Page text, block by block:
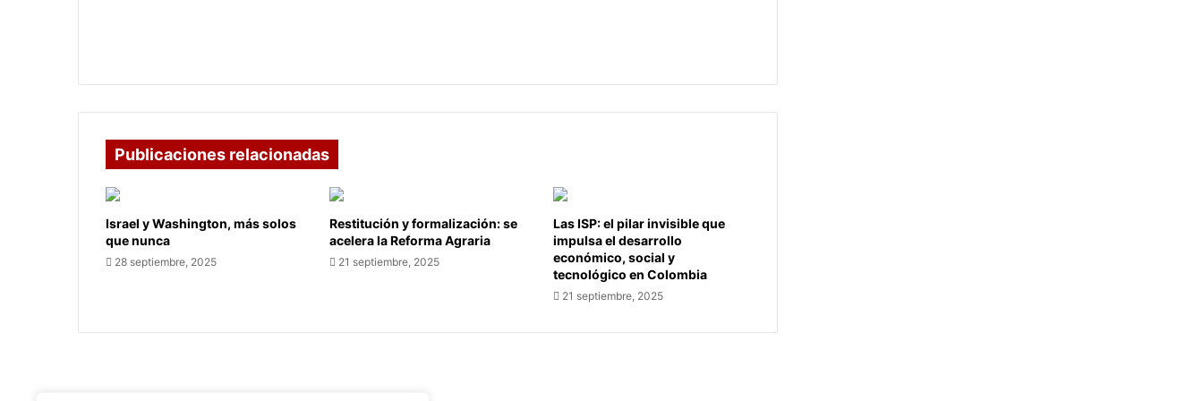
Publicaciones relacionadas
Israel y Washington, más solos
que nunca
28 septiembre, 2025
Restitución y formalización: se
acelera la Reforma Agraria
21 septiembre, 2025
Las ISP: el pilar invisible que
impulsa el desarrollo
económico, social y
tecnológico en Colombia
21 septiembre, 2025